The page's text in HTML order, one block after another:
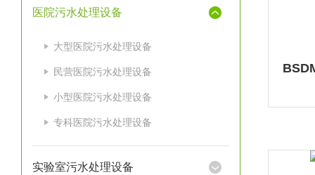
医院污水处理设备
大型医院污水处理设备
民营医院污水处理设备
小型医院污水处理设备
专科医院污水处理设备
实验室污水处理设备